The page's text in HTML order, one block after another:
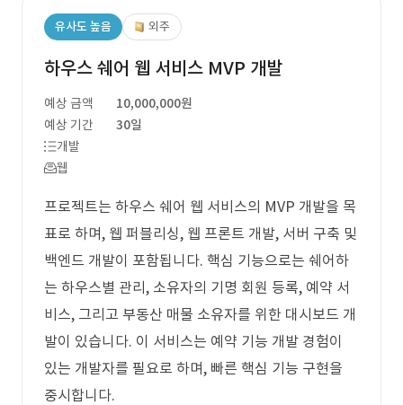
유사도 높음 외주
하우스 쉐어 웹 서비스 MVP 개발
예상 금액
10,000,000원
예상 기간
30일
개발
웹
프로젝트는 하우스 쉐어 웹 서비스의 MVP 개발을 목
표로 하며, 웹 퍼블리싱, 웹 프론트 개발, 서버 구축 및
백엔드 개발이 포함됩니다. 핵심 기능으로는 쉐어하
는 하우스별 관리, 소유자의 기명 회원 등록, 예약 서
비스, 그리고 부동산 매물 소유자를 위한 대시보드 개
발이 있습니다. 이 서비스는 예약 기능 개발 경험이
있는 개발자를 필요로 하며, 빠른 핵심 기능 구현을
중시합니다.